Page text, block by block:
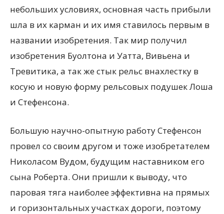
небольших условиях, основная часть прибыли
шла в их карман и их имя ставилось первым в
названии изобретения. Так мир получил
изобретения Буолтона и Уатта, Вивьена и
Тревитика, а так же стык рельс внахлестку в
косую и новую форму рельсовых подушек Лоша
и Стефенсона.
Большую научно-опытную работу Стефенсон
провел со своим другом и тоже изобретателем
Николасом Вудом, будущим наставником его
сына Роберта. Они пришли к выводу, что
паровая тяга наиболее эффективна на прямых
и горизонтальных участках дороги, поэтому